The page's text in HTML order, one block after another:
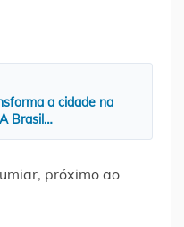
a cidade na
Brasil…
próximo ao